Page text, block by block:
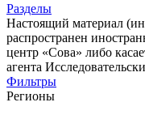
Разделы
Настоящий материал
распространен
центр «Сова» либо
агента
Фильтры
Регионы